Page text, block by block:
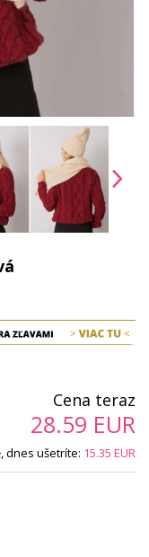
Cena teraz
28.59 EUR
, dnes ušetríte: 15.35 EUR